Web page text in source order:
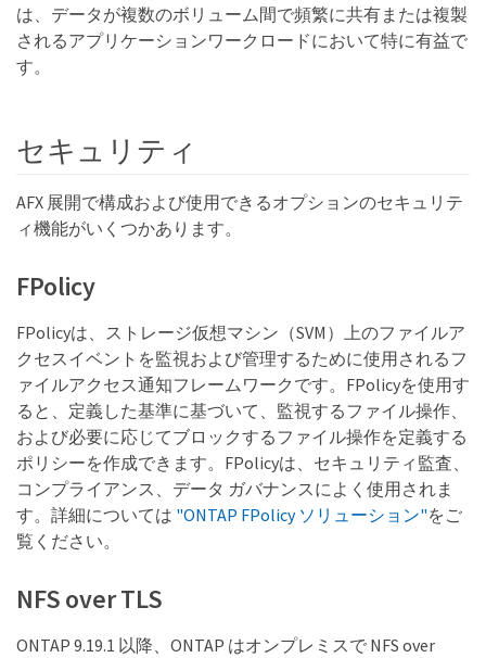
は、データが複数のボリューム間で頻繁に共有または複製
されるアプリケーションワークロードにおいて特に有益で
す。
セキュリティ
AFX 展開で構成および使用できるオプションのセキュリテ
ィ機能がいくつかあります。
FPolicy
FPolicyは、ストレージ仮想マシン（SVM）上のファイルア
クセスイベントを監視および管理するために使用されるフ
ァイルアクセス通知フレームワークです。FPolicyを使用す
ると、定義した基準に基づいて、監視するファイル操作、
および必要に応じてブロックするファイル操作を定義する
ポリシーを作成できます。FPolicyは、セキュリティ監査、
コンプライアンス、データ ガバナンスによく使用されま
す。詳細については "ONTAP FPolicy ソリューション"をご
覧ください。
NFS over TLS
ONTAP 9.19.1 以降、ONTAP はオンプレミスで NFS over